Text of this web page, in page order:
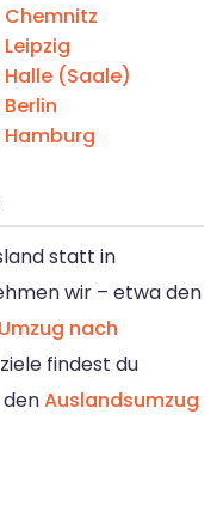
Chemnitz
(Saale)
Hamburg
statt in
wir – etwa den
Umzug nach
findest du
Auslandsumzug